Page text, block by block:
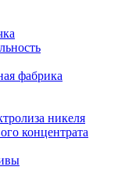
фабрика
никеля
концентрата